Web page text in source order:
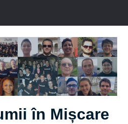
în Mișcare